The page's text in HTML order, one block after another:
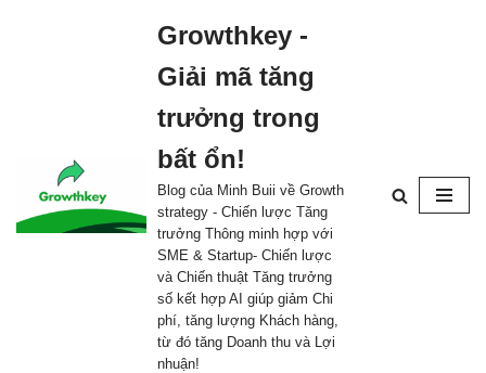
Growthkey -
Giải mã tăng
trưởng trong
bất ổn!
Blog của Minh Buii về Growth
strategy - Chiến lược Tăng
trưởng Thông minh hợp với
SME & Startup- Chiến lược
và Chiến thuật Tăng trưởng
số kết hợp AI giúp giảm Chi
phí, tăng lượng Khách hàng,
từ đó tăng Doanh thu và Lợi
nhuận!